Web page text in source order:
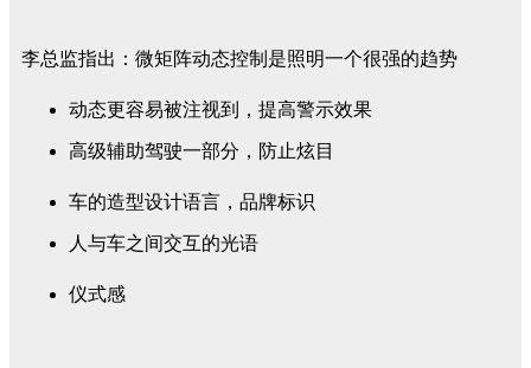
李总监指出：微矩阵动态控制是照明一个很强的趋势
动态更容易被注视到，提高警示效果
高级辅助驾驶一部分，防止炫目
车的造型设计语言，品牌标识
人与车之间交互的光语
仪式感